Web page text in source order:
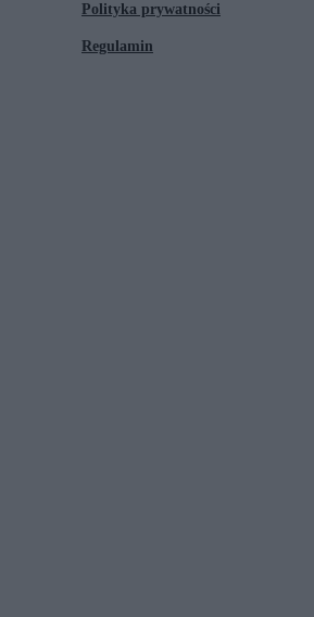
Polityka prywatności
Regulamin